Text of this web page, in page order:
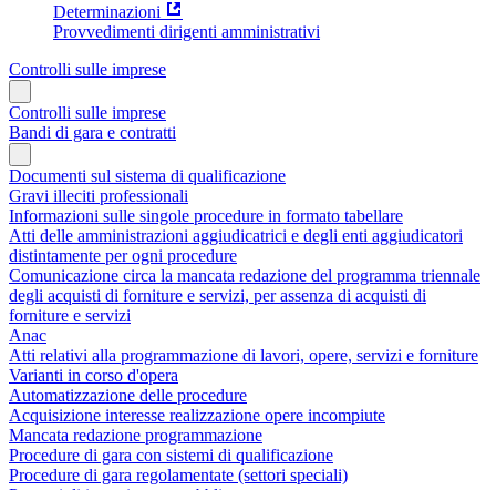
Determinazioni
Provvedimenti dirigenti amministrativi
Controlli sulle imprese
Controlli sulle imprese
Bandi di gara e contratti
Documenti sul sistema di qualificazione
Gravi illeciti professionali
Informazioni sulle singole procedure in formato tabellare
Atti delle amministrazioni aggiudicatrici e degli enti aggiudicatori
distintamente per ogni procedure
Comunicazione circa la mancata redazione del programma triennale
degli acquisti di forniture e servizi, per assenza di acquisti di
forniture e servizi
Anac
Atti relativi alla programmazione di lavori, opere, servizi e forniture
Varianti in corso d'opera
Automatizzazione delle procedure
Acquisizione interesse realizzazione opere incompiute
Mancata redazione programmazione
Procedure di gara con sistemi di qualificazione
Procedure di gara regolamentate (settori speciali)